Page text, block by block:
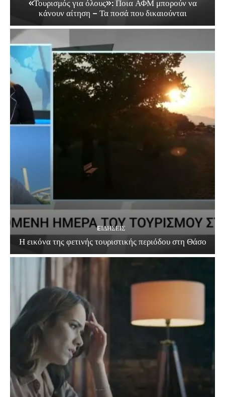
«Τουρισμός για όλους»: Ποια ΑΦΜ μπορούν να
κάνουν αίτηση – Τα ποσά που δικαιούνται
EΙΔΗΣΕΙΣ
Η εικόνα της φετινής τουριστικής περιόδου στη Θάσο